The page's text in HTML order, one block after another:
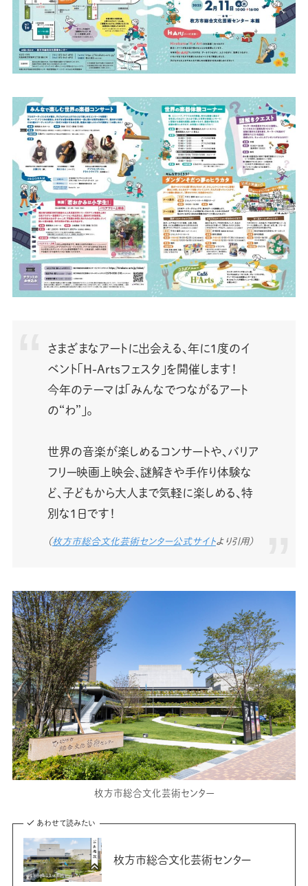
さまざまなアートに出会える、年に1度のイ
ベント「H-Artsフェスタ」を開催します！
今年のテーマは「みんなでつながるアート
の“わ”」。
世界の音楽が楽しめるコンサートや、バリア
フリー映画上映会、謎解きや手作り体験な
ど、子どもから大人まで気軽に楽しめる、特
別な1日です！
（枚方市総合文化芸術センター公式サイトより引用）
枚方市総合文化芸術センター
あわせて読みたい
枚方市総合文化芸術センター